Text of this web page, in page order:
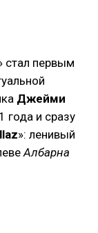
стал первым
Джейми
года и сразу
»: ленивый
Албарна